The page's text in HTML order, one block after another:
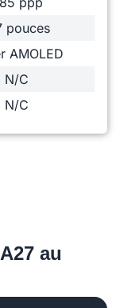
pouces
AMOLED
N/C
N/C
au